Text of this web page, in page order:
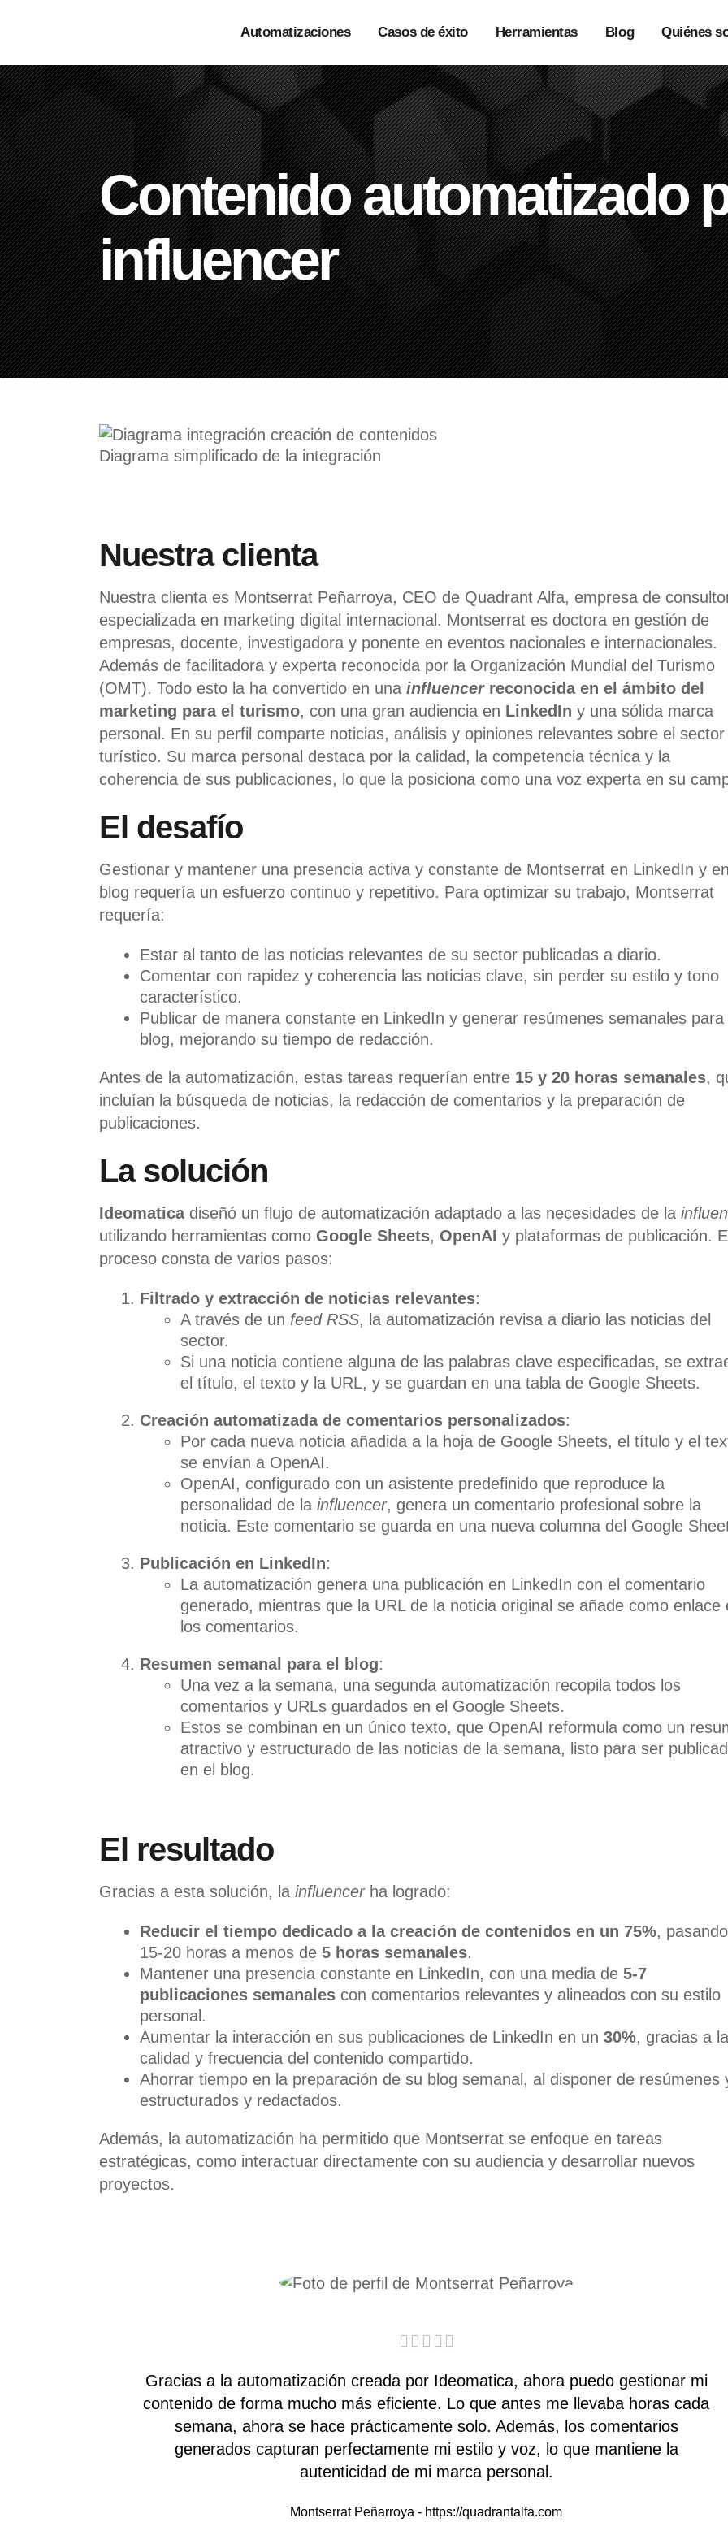
Automatizaciones Casos de éxito Herramientas Blog Quiénes
Contenido automatizado
influencer
Diagrama simplificado de la integración
Nuestra clienta
Nuestra clienta es Montserrat Peñarroya, CEO de Quadrant Alfa, empresa de
especializada en marketing digital internacional. Montserrat es doctora en gestión de
empresas, docente, investigadora y ponente en eventos nacionales e internacionales.
Además de facilitadora y experta reconocida por la Organización Mundial del Turismo
(OMT). Todo esto la ha convertido en una influencerreconocida en el ámbito del
marketing para el turismo, con una gran audiencia en LinkedIn y una sólida marca
personal. En su perfil comparte noticias, análisis y opiniones relevantes sobre el sector
turístico. Su marca personal destaca por la calidad, la competencia técnica y la
coherencia de sus publicaciones, lo que la posiciona como una voz experta en su
El desafío
Gestionar y mantener una presencia activa y constante de Montserrat en LinkedIn y
blog requería un esfuerzo continuo y repetitivo. Para optimizar su trabajo, Montserrat
requería:
Estar al tanto de las noticias relevantes de su sector publicadas a diario.
Comentar con rapidez y coherencia las noticias clave, sin perder su estilo y tono
característico.
Publicar de manera constante en LinkedIn y generar resúmenes semanales para
blog, mejorando su tiempo de redacción.
Antes de la automatización, estas tareas requerían entre 15 y 20 horas semanales,
incluían la búsqueda de noticias, la redacción de comentarios y la preparación de
publicaciones.
La solución
Ideomaticadiseñó un flujo de automatización adaptado a las necesidades de la
utilizando herramientas como Google Sheets, OpenAI y plataformas de publicación.
proceso consta de varios pasos:
Filtrado y extracción de noticias relevantes:
A través de un feed RSS, la automatización revisa a diario las noticias del
sector.
Si una noticia contiene alguna de las palabras clave especificadas, se
el título, el texto y la URL, y se guardan en una tabla de Google Sheets.
Creación automatizada de comentarios personalizados:
Por cada nueva noticia añadida a la hoja de Google Sheets, el título y el
se envían a OpenAI.
OpenAI, configurado con un asistente predefinido que reproduce la
personalidad de la influencer, genera un comentario profesional sobre la
noticia. Este comentario se guarda en una nueva columna del Google
Publicación en LinkedIn:
La automatización genera una publicación en LinkedIn con el comentario
generado, mientras que la URL de la noticia original se añade como enlace
los comentarios.
Resumen semanal para el blog:
Una vez a la semana, una segunda automatización recopila todos los
comentarios y URLs guardados en el Google Sheets.
Estos se combinan en un único texto, que OpenAI reformula como un
atractivo y estructurado de las noticias de la semana, listo para ser
en el blog.
El resultado
Gracias a esta solución, la influencerha logrado:
Reducir el tiempo dedicado a la creación de contenidos en un 75%,
15-20 horas a menos de 5 horas semanales.
Mantener una presencia constante en LinkedIn, con una media de 5-7
publicaciones semanales con comentarios relevantes y alineados con su estilo
personal.
Aumentar la interacción en sus publicaciones de LinkedIn en un 30%, gracias a la
calidad y frecuencia del contenido compartido.
Ahorrar tiempo en la preparación de su blog semanal, al disponer de resúmenes
estructurados y redactados.
Además, la automatización ha permitido que Montserrat se enfoque en tareas
estratégicas, como interactuar directamente con su audiencia y desarrollar nuevos
proyectos.
Gracias a la automatización creada por Ideomatica, ahora puedo gestionar mi
contenido de forma mucho más eficiente. Lo que antes me llevaba horas cada
semana, ahora se hace prácticamente solo. Además, los comentarios
generados capturan perfectamente mi estilo y voz, lo que mantiene la
autenticidad de mi marca personal.
Montserrat Peñarroya - https://quadrantalfa.com